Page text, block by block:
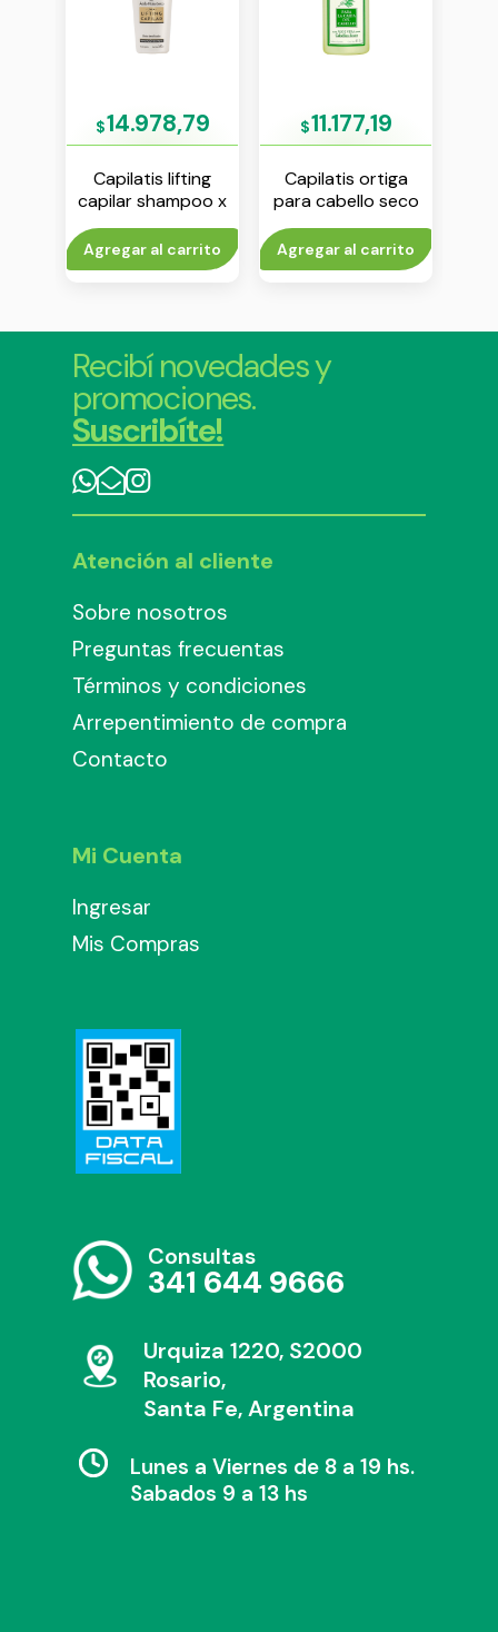
$14.978,79
Capilatis lifting
capilar shampoo x
350 ml
Agregar al carrito
$11.177,19
Capilatis ortiga
para cabello seco
shampoo x 410 ml
Agregar al carrito
Recibí novedades y
promociones.
Suscribíte!
Atención al cliente
Sobre nosotros
Preguntas frecuentas
Términos y condiciones
Arrepentimiento de compra
Contacto
Mi Cuenta
Ingresar
Mis Compras
Consultas
341 644 9666
Urquiza 1220, S2000
Rosario,
Santa Fe, Argentina
Lunes a Viernes de 8 a 19 hs.
Sabados 9 a 13 hs